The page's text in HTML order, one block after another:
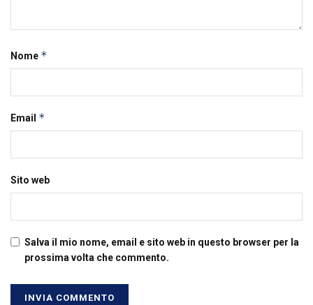
Nome *
Email *
Sito web
Salva il mio nome, email e sito web in questo browser per la
prossima volta che commento.